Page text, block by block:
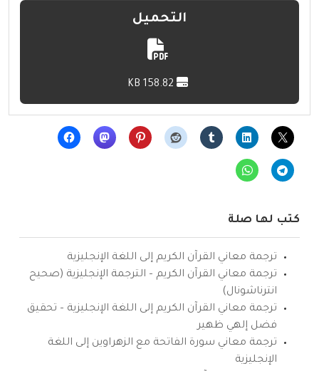
التحميل
كتب لها صلة
ترجمة معاني القرآن الكريم إلى اللغة الإنجليزية
ترجمة معاني القرآن الكريم – الترجمة الإنجليزية (صحيح
انترناشونال)
ترجمة معاني القرآن الكريم إلى اللغة الإنجليزية – تحقيق
فضل إلهي ظهير
ترجمة معاني سورة الفاتحة مع الزهراوين إلى اللغة
الإنجليزية